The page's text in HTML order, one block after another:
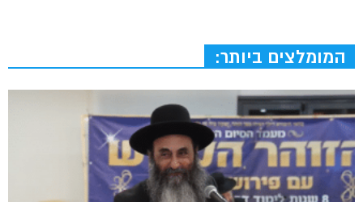
המומלצים ביותר: